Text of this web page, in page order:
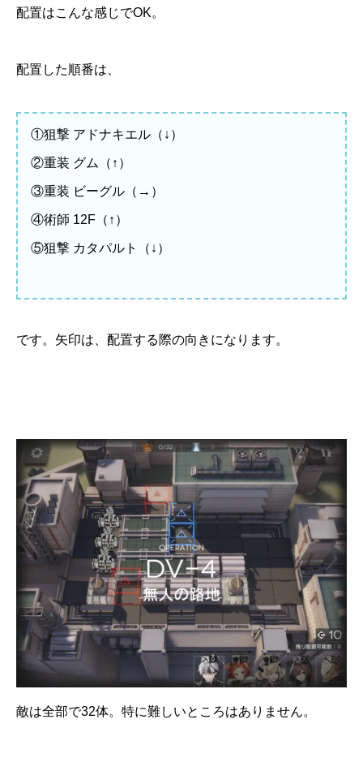
配置はこんな感じでOK。
配置した順番は、
①狙撃 アドナキエル（↓）
②重装 グム（↑）
③重装 ビーグル（→）
④術師 12F（↑）
⑤狙撃 カタパルト（↓）
です。矢印は、配置する際の向きになります。
敵は全部で32体。特に難しいところはありません。